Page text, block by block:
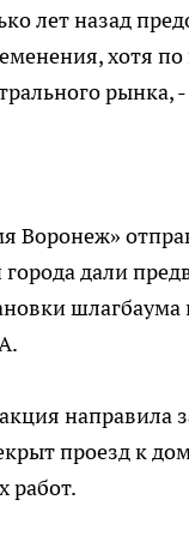
лет назад
хотя
рынка,
Воронеж»
дали
направила
проезд к
работ.